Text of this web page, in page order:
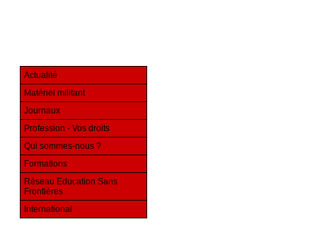
Actualité
Matériel militant
Journaux
Profession - Vos droits
Qui sommes-nous ?
Formations
Réseau Education Sans
Frontières
International